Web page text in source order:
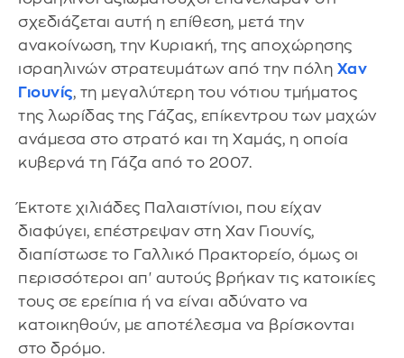
σχεδιάζεται αυτή η επίθεση, μετά την
ανακοίνωση, την Κυριακή, της αποχώρησης
ισραηλινών στρατευμάτων από την πόλη Χαν
Γιουνίς, τη μεγαλύτερη του νότιου τμήματος
της λωρίδας της Γάζας, επίκεντρου των μαχών
ανάμεσα στο στρατό και τη Χαμάς, η οποία
κυβερνά τη Γάζα από το 2007.
Έκτοτε χιλιάδες Παλαιστίνιοι, που είχαν
διαφύγει, επέστρεψαν στη Χαν Γιουνίς,
διαπίστωσε το Γαλλικό Πρακτορείο, όμως οι
περισσότεροι απ' αυτούς βρήκαν τις κατοικίες
τους σε ερείπια ή να είναι αδύνατο να
κατοικηθούν, με αποτέλεσμα να βρίσκονται
στο δρόμο.